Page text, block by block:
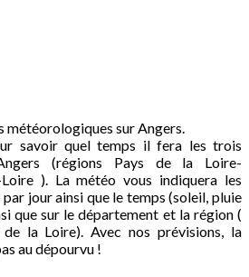
météorologiques sur Angers.
savoir quel temps il fera les trois
(régions Pays de la Loire-
). La météo vous indiquera les
jour ainsi que le temps (soleil, pluie
que sur le département et la région (
la Loire). Avec nos prévisions, la
au dépourvu !